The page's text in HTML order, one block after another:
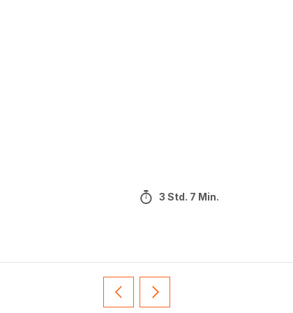
3 Std. 7 Min.
VorherigeWeiter